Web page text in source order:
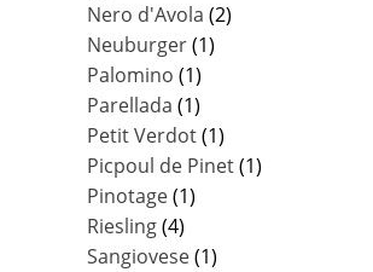
Nero d'Avola (2)
Neuburger(1)
Palomino (1)
Parellada (1)
Petit Verdot(1)
Picpoul de Pinet(1)
Pinotage(1)
Riesling(4)
Sangiovese(1)